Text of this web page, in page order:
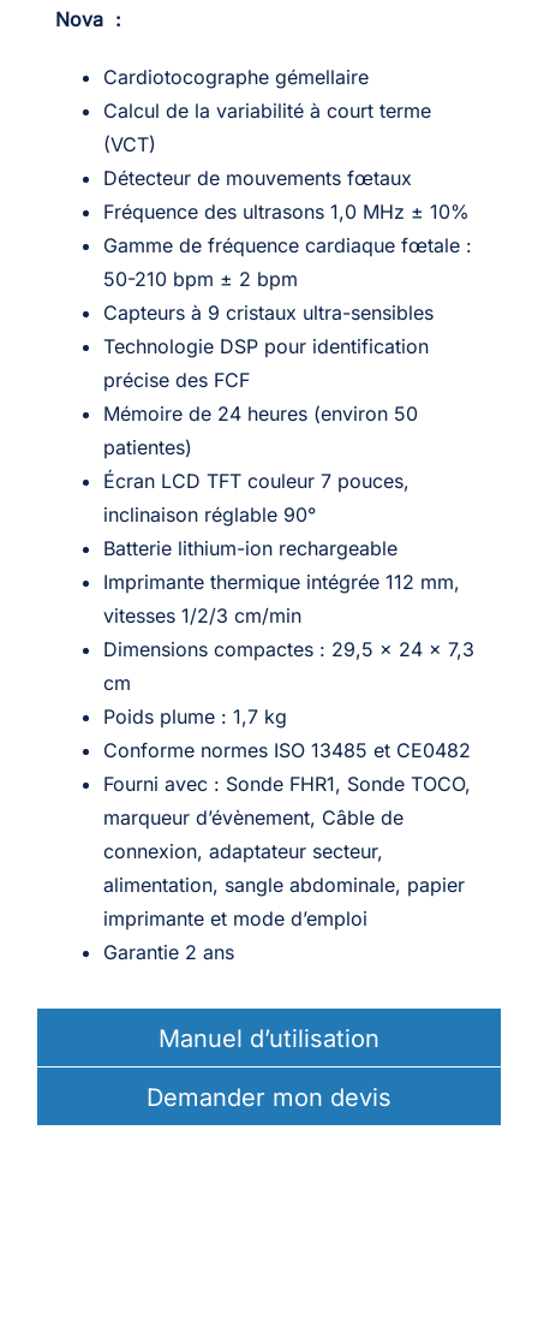
Nova :
Cardiotocographe gémellaire
Calcul de la variabilité à court terme
(VCT)
Détecteur de mouvements fœtaux
Fréquence des ultrasons 1,0 MHz ± 10%
Gamme de fréquence cardiaque fœtale :
50-210 bpm ± 2 bpm
Capteurs à 9 cristaux ultra-sensibles
Technologie DSP pour identification
précise des FCF
Mémoire de 24 heures (environ 50
patientes)
Écran LCD TFT couleur 7 pouces,
inclinaison réglable 90°
Batterie lithium-ion rechargeable
Imprimante thermique intégrée 112 mm,
vitesses 1/2/3 cm/min
Dimensions compactes : 29,5 x 24 x 7,3
cm
Poids plume : 1,7 kg
Conforme normes ISO 13485 et CE0482
Fourni avec : Sonde FHR1, Sonde TOCO,
marqueur d’évènement, Câble de
connexion, adaptateur secteur,
alimentation, sangle abdominale, papier
imprimante et mode d’emploi
Garantie 2 ans
Manuel d’utilisation
Demander mon devis